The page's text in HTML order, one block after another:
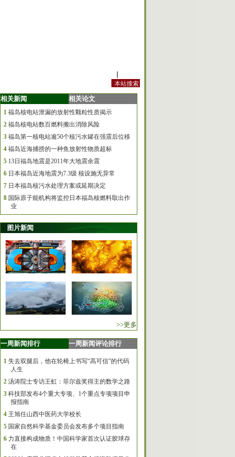
相关新闻 相关论文
1 福岛核电站泄漏的放射性颗粒性质揭示
2 福岛核电站数百燃料搬出消除风险
3 福岛第一核电站逾50个核污水罐在强震后位移
4 福岛近海捕捞的一种鱼放射性物质超标
5 13日福岛地震是2011年大地震余震
6 日本福岛近海地震为7.3级 核设施无异常
7 日本福岛核污水处理方案或延期决定
8 国际原子能机构将监控日本福岛核燃料取出作
业
图片新闻
>>更多
一周新闻排行 一周新闻评论排行
1 失去双腿后，他在轮椅上书写“高可信”的代码
人生
2 汤涛院士专访王虹：菲尔兹奖得主的数学之路
3 科技部发布4个重大专项、1个重点专项项目申
报指南
4 王旭任山西中医药大学校长
5 国家自然科学基金委员会发布多个项目指南
6 力直接构成物质！中国科学家首次认证胶球存
在